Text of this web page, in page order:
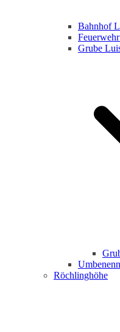
Bahnhof
Grube
Röchlinghöhe